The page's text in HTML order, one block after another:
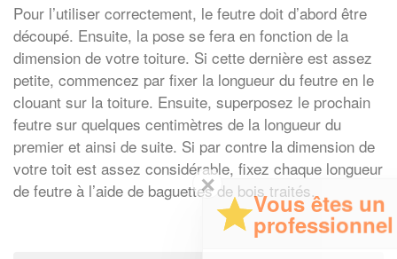
Pour l’utiliser correctement, le feutre doit d’abord être
découpé. Ensuite, la pose se fera en fonction de la
dimension de votre toiture. Si cette dernière est assez
petite, commencez par fixer la longueur du feutre en le
clouant sur la toiture. Ensuite, superposez le prochain
feutre sur quelques centimètres de la longueur du
premier et ainsi de suite. Si par contre la dimension de
votre toit est assez considérable, fixez chaque longueur
de feutre à l’aide de baguettes de bois traités.
✕
Vous êtes un
professionnel ?